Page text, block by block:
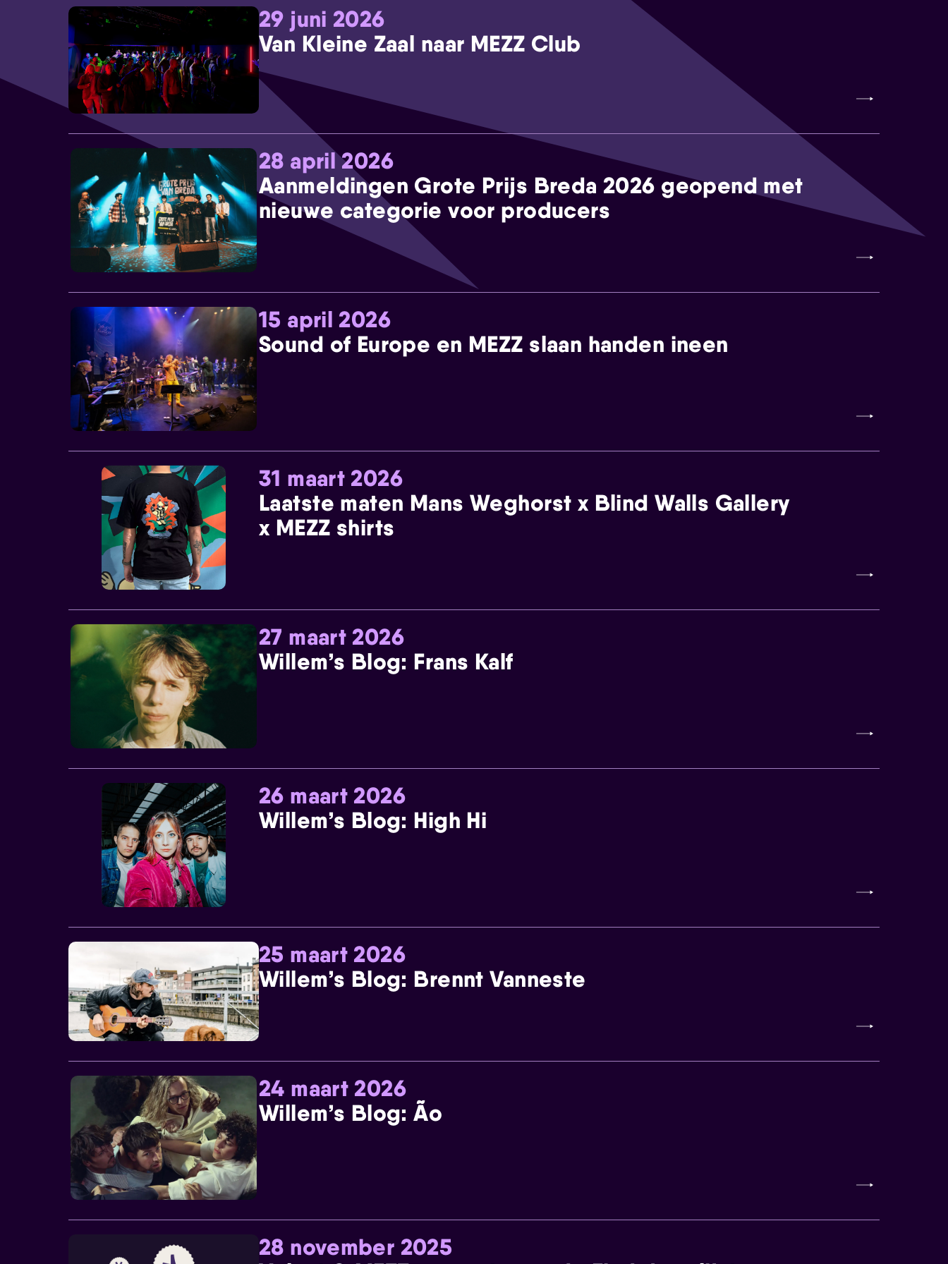
29 juni 2026
Van Kleine Zaal naar MEZZ Club
28 april 2026
Aanmeldingen Grote Prijs Breda 2026 geopend met
nieuwe categorie voor producers
15 april 2026
Sound of Europe en MEZZ slaan handen ineen
31 maart 2026
Laatste maten Mans Weghorst x Blind Walls Gallery
x MEZZ shirts
27 maart 2026
Willem’s Blog: Frans Kalf
26 maart 2026
Willem’s Blog: High Hi
25 maart 2026
Willem’s Blog: Brennt Vanneste
24 maart 2026
Willem’s Blog: Ão
28 november 2025